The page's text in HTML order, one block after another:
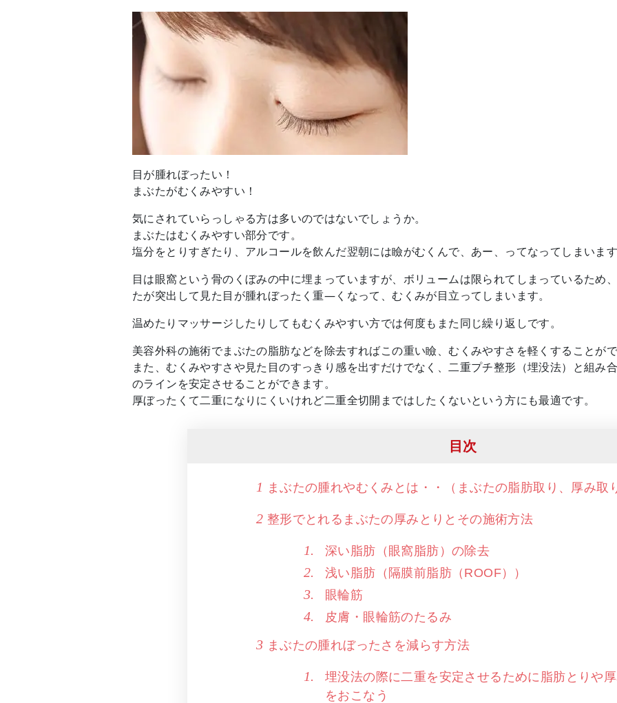
目が腫れぼったい！
まぶたがむくみやすい！
気にされていらっしゃる方は多いのではないでしょうか。
まぶたはむくみやすい部分です。
塩分をとりすぎたり、アルコールを飲んだ翌朝には瞼がむくんで、あー、ってなってしまいま
目は眼窩という骨のくぼみの中に埋まっていますが、ボリュームは限られてしまっているため
たが突出して見た目が腫れぼったく重―くなって、むくみが目立ってしまいます。
温めたりマッサージしたりしてもむくみやすい方では何度もまた同じ繰り返しです。
美容外科の施術でまぶたの脂肪などを除去すればこの重い瞼、むくみやすさを軽くすることが
また、むくみやすさや見た目のすっきり感を出すだけでなく、二重プチ整形（埋没法）と組み
のラインを安定させることができます。
厚ぼったくて二重になりにくいけれど二重全切開まではしたくないという方にも最適です。
目次
1 まぶたの腫れやむくみとは・・（まぶたの脂肪取り、厚み取
2 整形でとれるまぶたの厚みとりとその施術方法
深い脂肪（眼窩脂肪）の除去
浅い脂肪（隔膜前脂肪（ROOF））
眼輪筋
皮膚・眼輪筋のたるみ
3 まぶたの腫れぼったさを減らす方法
埋没法の際に二重を安定させるために脂肪とりや
をおこなう